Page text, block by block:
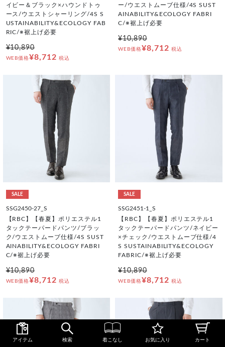
イビー＆ブラック×ハウンドトゥ
ース/ウエストシャーリング/4S S
USTAINABILITY&ECOLOGY FAB
RIC/※裾上げ必要
¥10,890
WEB価格¥8,712 税込
ー/ウエストムーブ仕様/4S SUST
AINABILITY&ECOLOGY FABRI
C/※裾上げ必要
¥10,890
WEB価格¥8,712 税込
SALE
SSG2450-27_S
【RBC】【春夏】ポリエステル1
タックテーパードパンツ/ブラッ
ク/ウエストムーブ仕様/4S SUST
AINABILITY&ECOLOGY FABRI
C/※裾上げ必要
¥10,890
WEB価格¥8,712 税込
SALE
SSG2451-1_S
【RBC】【春夏】ポリエステル1
タックテーパードパンツ/ネイビー
×チェック/ウエストムーブ仕様/4
S SUSTAINABILITY&ECOLOGY
FABRIC/※裾上げ必要
¥10,890
WEB価格¥8,712 税込
アイテム 検索 着こなし お気に入り カート